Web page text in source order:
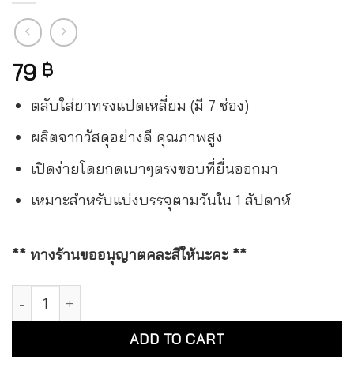
79 ฿
ตลับใส่ยาทรงแปดเหลี่ยม (มี 7 ช่อง)
ผลิตจากวัสดุอย่างดี คุณภาพสูง
เปิดง่ายโดยกดเบาๆตรงขอบที่ยื่นออกมา
เหมาะสำหรับแบ่งบรรจุตามวันใน 1 สัปดาห์
** ทางร้านขออนุญาตคละสีให้นะคะ **
อีซี่โดส ตลับใส่ยา 7 ช่องสำหรับ 7 วัน ทรงแปดเหลี่ยม (ร้านคละสี
ADD TO CART
Alternative: